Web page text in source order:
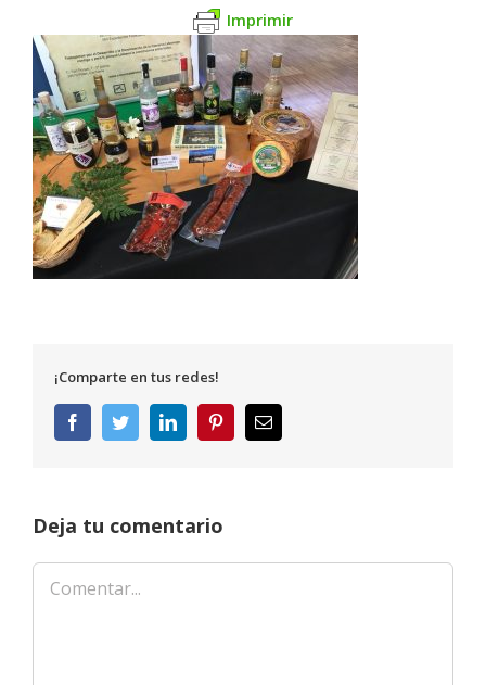
Imprimir
¡Comparte en tus redes!
FacebookTwitterLinkedInPinterestCorreo
electrónico
Deja tu comentario
Comentar